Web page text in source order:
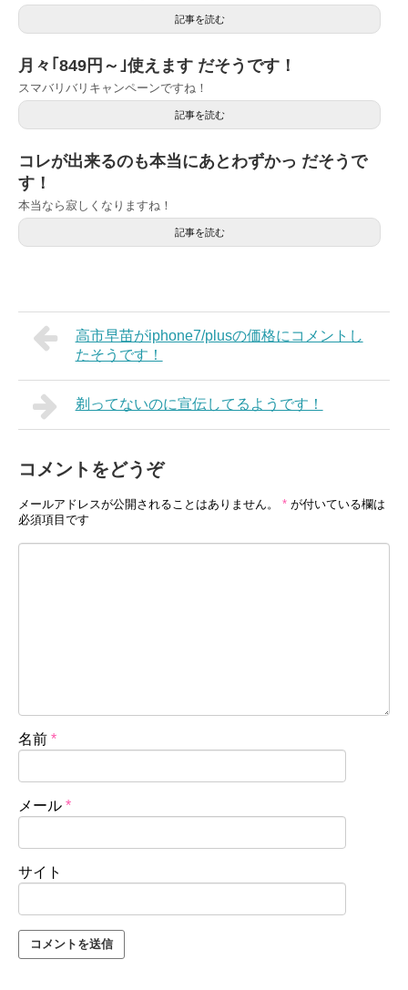
記事を読む
月々｢849円～｣使えます だそうです！
スマバリバリキャンペーンですね！
記事を読む
コレが出来るのも本当にあとわずかっ だそうで
す！
本当なら寂しくなりますね！
記事を読む
高市早苗がiphone7/plusの価格にコメントし
たそうです！
剃ってないのに宣伝してるようです！
コメントをどうぞ
メールアドレスが公開されることはありません。 * が付いている欄は
必須項目です
名前 *
メール *
サイト